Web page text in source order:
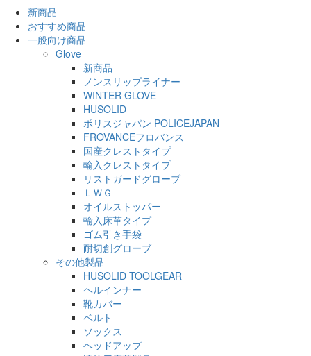
新商品
おすすめ商品
一般向け商品
Glove
新商品
ノンスリップライナー
WINTER GLOVE
HUSOLID
ポリスジャパン POLICEJAPAN
FROVANCEフロバンス
国産クレストタイプ
輸入クレストタイプ
リストガードグローブ
ＬＷＧ
オイルストッパー
輸入床革タイプ
ゴム引き手袋
耐切創グローブ
その他製品
HUSOLID TOOLGEAR
ヘルインナー
靴カバー
ベルト
ソックス
ヘッドアップ